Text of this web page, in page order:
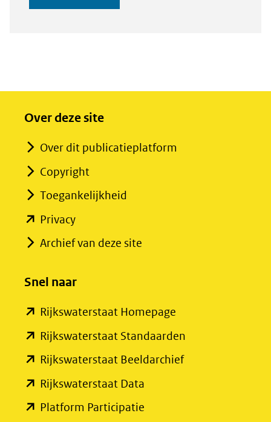
toevoegen
items
Over deze site
Over dit publicatieplatform
Copyright
Toegankelijkheid
Privacy(opent
in
venster)
naar
een
andere
Archief van deze site
Snel naar
Rijkswaterstaat Homepage
in
Rijkswaterstaat Standaarden
Rijkswaterstaat Beeldarchief(opent
Rijkswaterstaat Data
Platform Participatie